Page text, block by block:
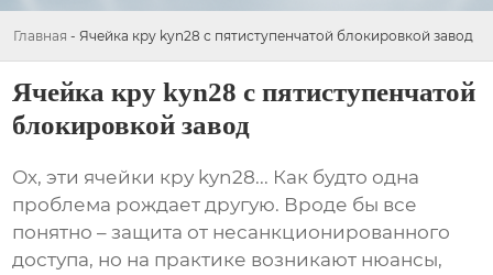
Главная - Ячейка кру kyn28 с пятиступенчатой блокировкой завод
Ячейка кру kyn28 с пятиступенчатой
блокировкой завод
Ох, эти ячейки кру kyn28... Как будто одна
проблема рождает другую. Вроде бы все
понятно – защита от несанкционированного
доступа, но на практике возникают нюансы,